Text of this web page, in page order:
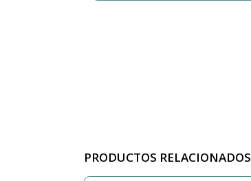
PRODUCTOS RELACIONADOS